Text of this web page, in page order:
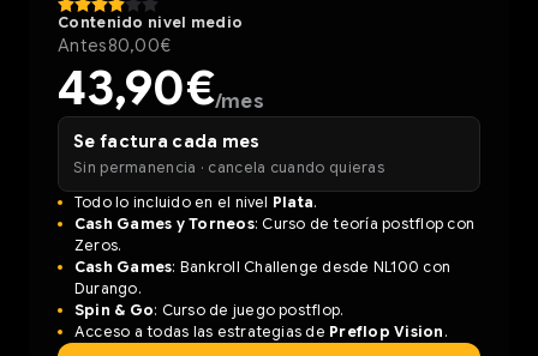
Contenido nivel medio
Antes80,00€
43,90€/mes
Se factura cada mes
Sin permanencia · cancela cuando quieras
Todo lo incluido en el nivel Plata.
Cash Games y Torneos: Curso de teoría postflop con
Zeros.
Cash Games: Bankroll Challenge desde NL100 con
Durango.
Spin & Go: Curso de juego postflop.
Acceso a todas las estrategias de Preflop Vision .